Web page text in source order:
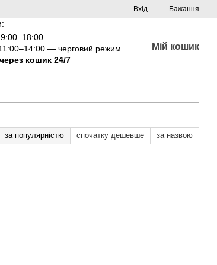
Вхід Бажання
9:00–18:00
— черговий режим
кошик 24/7
Мій кошик
за популярністю спочатку дешевше за назвою